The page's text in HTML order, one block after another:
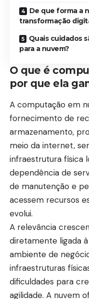
De que forma a
transformação
Quais cuidados
para a nuvem?
O que é
por que ela
A computação em
fornecimento de
armazenamento,
meio da internet,
infraestrutura física
dependência de
de manutenção e
acessem recursos
evolui.
A relevância
diretamente ligada
ambiente de
infraestruturas
dificuldades para
agilidade. A nuvem